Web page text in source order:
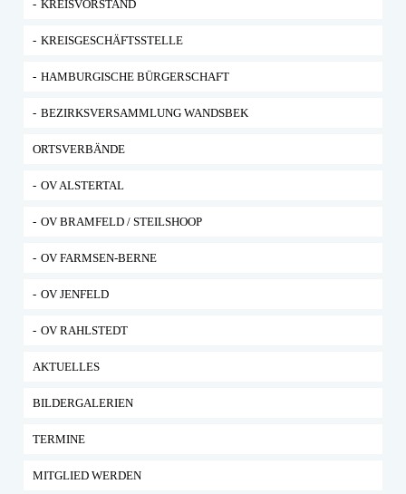
KREISVORSTAND
KREISGESCHÄFTSSTELLE
HAMBURGISCHE BÜRGERSCHAFT
BEZIRKSVERSAMMLUNG WANDSBEK
ORTSVERBÄNDE
OV ALSTERTAL
OV BRAMFELD / STEILSHOOP
OV FARMSEN-BERNE
OV JENFELD
OV RAHLSTEDT
AKTUELLES
BILDERGALERIEN
TERMINE
MITGLIED WERDEN